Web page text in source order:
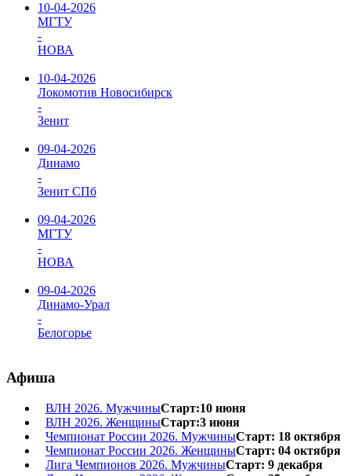
10-04-2026
МГТУ
-
НОВА
10-04-2026
Локомотив Новосибирск
-
Зенит
09-04-2026
Динамо
-
Зенит СПб
09-04-2026
МГТУ
-
НОВА
09-04-2026
Динамо-Урал
-
Белогорье
Афиша
ВЛН 2026. МужчиныСтарт:10 июня
ВЛН 2026. ЖенщиныСтарт:3 июня
Чемпионат России 2026. МужчиныСтарт: 18 октября
Чемпионат России 2026. ЖенщиныСтарт: 04 октября
Лига Чемпионов 2026. МужчиныСтарт: 9 декабря